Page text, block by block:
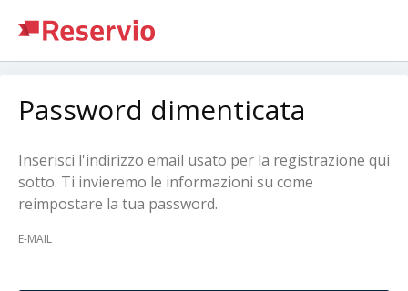
Password dimenticata
Inserisci l'indirizzo email usato per la registrazione qui
sotto. Ti invieremo le informazioni su come
reimpostare la tua password.
E-MAIL